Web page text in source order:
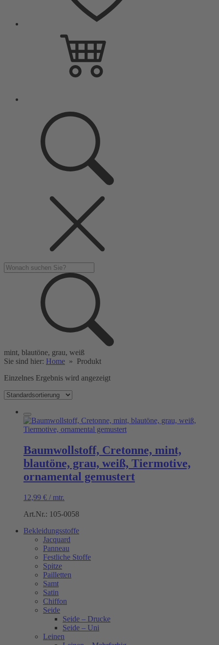
mint, blautöne, grau, weiß
Sie sind hier: Home » Produkt
Einzelnes Ergebnis wird angezeigt
Baumwollstoff, Cretonne, mint,
blautöne, grau, weiß, Tiermotive,
ornamental gemustert
12,99 € / mtr.
Art.Nr.: 105-0058
Bekleidungsstoffe
Jacquard
Panneau
Festliche Stoffe
Spitze
Pailletten
Samt
Satin
Chiffon
Seide
Seide – Drucke
Seide – Uni
Leinen